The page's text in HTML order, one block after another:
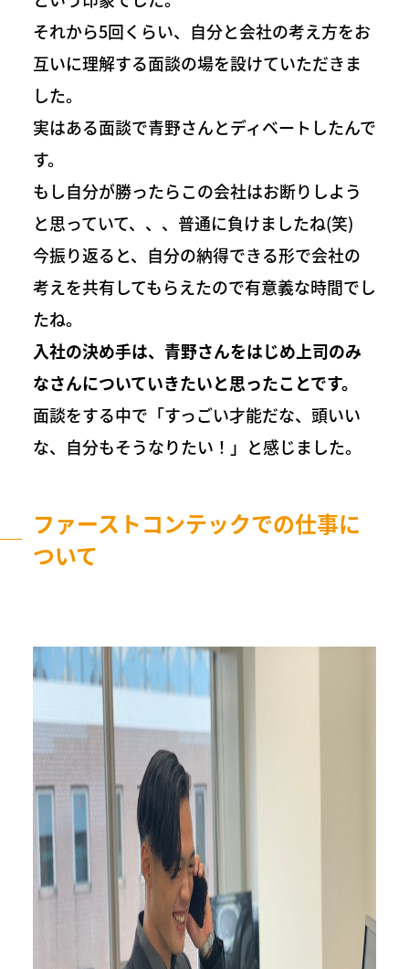
それから5回くらい、自分と会社の考え方をお
互いに理解する面談の場を設けていただきま
した。
実はある面談で青野さんとディベートしたんで
す。
もし自分が勝ったらこの会社はお断りしよう
と思っていて、、、普通に負けましたね(笑)
今振り返ると、自分の納得できる形で会社の
考えを共有してもらえたので有意義な時間でし
たね。
入社の決め手は、青野さんをはじめ上司のみ
なさんについていきたいと思ったことです。
面談をする中で「すっごい才能だな、頭いい
な、自分もそうなりたい！」と感じました。
ファーストコンテックでの仕事に
ついて